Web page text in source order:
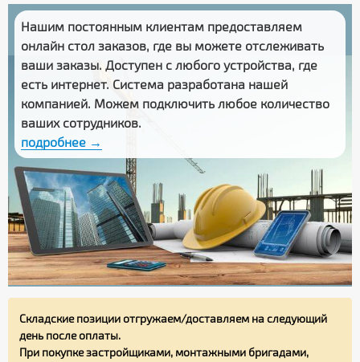
Нашим постоянным клиентам предоставляем
онлайн стол заказов, где вы можете отслеживать
ваши заказы. Доступен с любого устройства, где
есть интернет. Система разработана нашей
компанией. Можем подключить любое количество
ваших сотрудников.
подробнее →
Складские позиции отгружаем/доставляем на следующий
день после оплаты.
При покупке застройщиками, монтажными бригадами,